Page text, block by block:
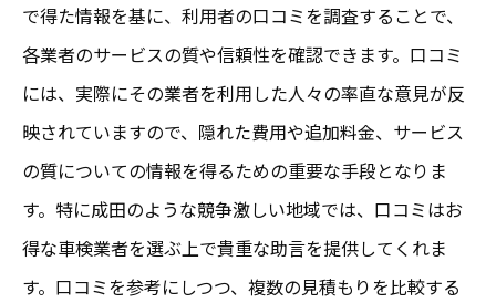
見積もり内容を詳細に確認する重要性
成田での車検をよりお得に無料見積もりの重要
性
見積もりを利用した費用対効果の最大化
成田市内での競争を活かした価格交渉
で得た情報を基に、利用者の口コミを調査することで、
各業者のサービスの質や信頼性を確認できます。口コミ
には、実際にその業者を利用した人々の率直な意見が反
映されていますので、隠れた費用や追加料金、サービス
の質についての情報を得るための重要な手段となりま
す。特に成田のような競争激しい地域では、口コミはお
得な車検業者を選ぶ上で貴重な助言を提供してくれま
す。口コミを参考にしつつ、複数の見積もりを比較する